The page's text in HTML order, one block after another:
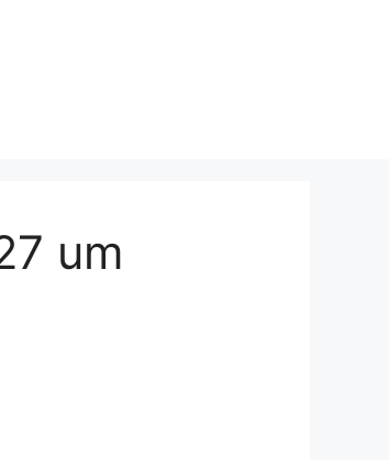
um